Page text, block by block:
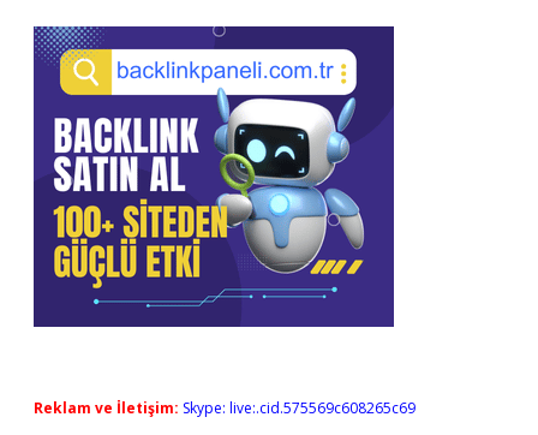
Reklam ve İletişim: Skype: live:.cid.575569c608265c69